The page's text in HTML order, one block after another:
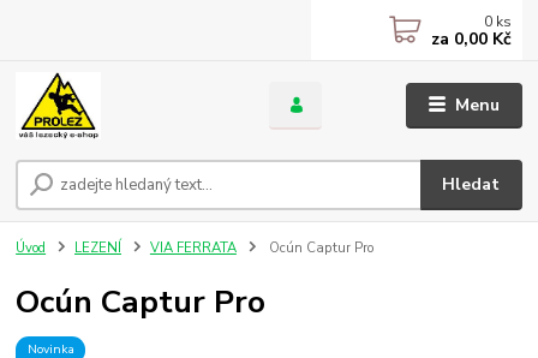
Menu
Hledat
0 ks
za 0,00 Kč
Úvod LEZENÍ VIA FERRATA Ocún Captur Pro
Ocún Captur Pro
Novinka